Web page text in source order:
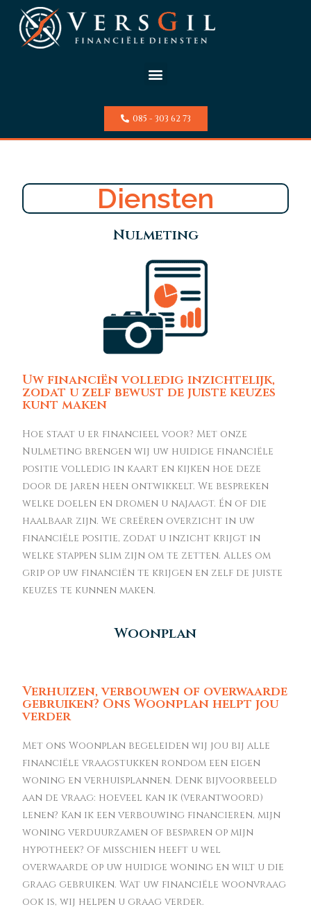
085 - 303 62 73
Diensten
Nulmeting
Uw financiën volledig inzichtelijk,
zodat u zelf bewust de juiste keuzes
kunt maken
Hoe staat u er financieel voor? Met onze
Nulmeting brengen wij uw huidige financiële
positie volledig in kaart en kijken hoe deze
door de jaren heen ontwikkelt. We bespreken
welke doelen en dromen u najaagt. Én of die
haalbaar zijn. We creëren overzicht in uw
financiële positie, zodat u inzicht krijgt in
welke stappen slim zijn om te zetten. Alles om
grip op uw financiën te krijgen en zelf de juiste
keuzes te kunnen maken.
Woonplan
Verhuizen, verbouwen of overwaarde
gebruiken? Ons Woonplan helpt jou
verder
Met ons Woonplan begeleiden wij jou bij alle
financiële vraagstukken rondom een eigen
woning en verhuisplannen. Denk bijvoorbeeld
aan de vraag: hoeveel kan ik (verantwoord)
lenen? Kan ik een verbouwing financieren, mijn
woning verduurzamen of besparen op mijn
hypotheek? Of misschien heeft u wel
overwaarde op uw huidige woning en wilt u die
graag gebruiken. Wat uw financiële woonvraag
ook is, wij helpen u graag verder.